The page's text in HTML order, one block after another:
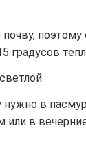
поэтому
градусов
в
или в